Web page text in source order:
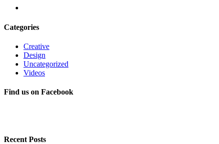
Categories
Creative
Design
Uncategorized
Videos
Find us on Facebook
Recent Posts